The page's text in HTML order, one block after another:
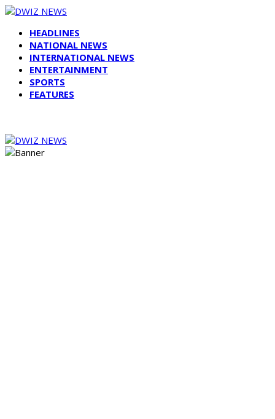
HEADLINES
NATIONAL NEWS
INTERNATIONAL NEWS
ENTERTAINMENT
SPORTS
FEATURES